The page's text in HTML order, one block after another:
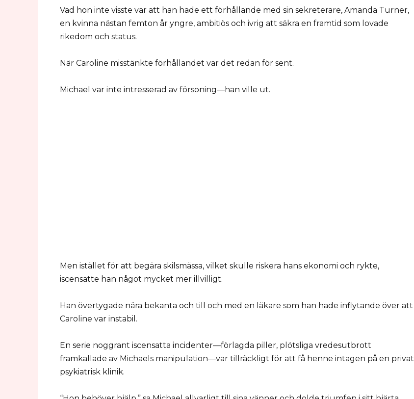
Vad hon inte visste var att han hade ett förhållande med sin sekreterare, Amanda Turner,
en kvinna nästan femton år yngre, ambitiös och ivrig att säkra en framtid som lovade
rikedom och status.
När Caroline misstänkte förhållandet var det redan för sent.
Michael var inte intresserad av försoning—han ville ut.
Men istället för att begära skilsmässa, vilket skulle riskera hans ekonomi och rykte,
iscensatte han något mycket mer illvilligt.
Han övertygade nära bekanta och till och med en läkare som han hade inflytande över att
Caroline var instabil.
En serie noggrant iscensatta incidenter—förlagda piller, plötsliga vredesutbrott
framkallade av Michaels manipulation—var tillräckligt för att få henne intagen på en privat
psykiatrisk klinik.